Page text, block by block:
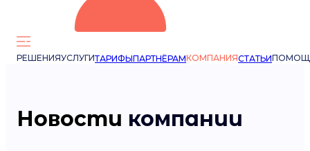
РЕШЕНИЯУСЛУГИТАРИФЫПАРТНЁРАМКОМПАНИЯСТАТЬИ
Новости компании